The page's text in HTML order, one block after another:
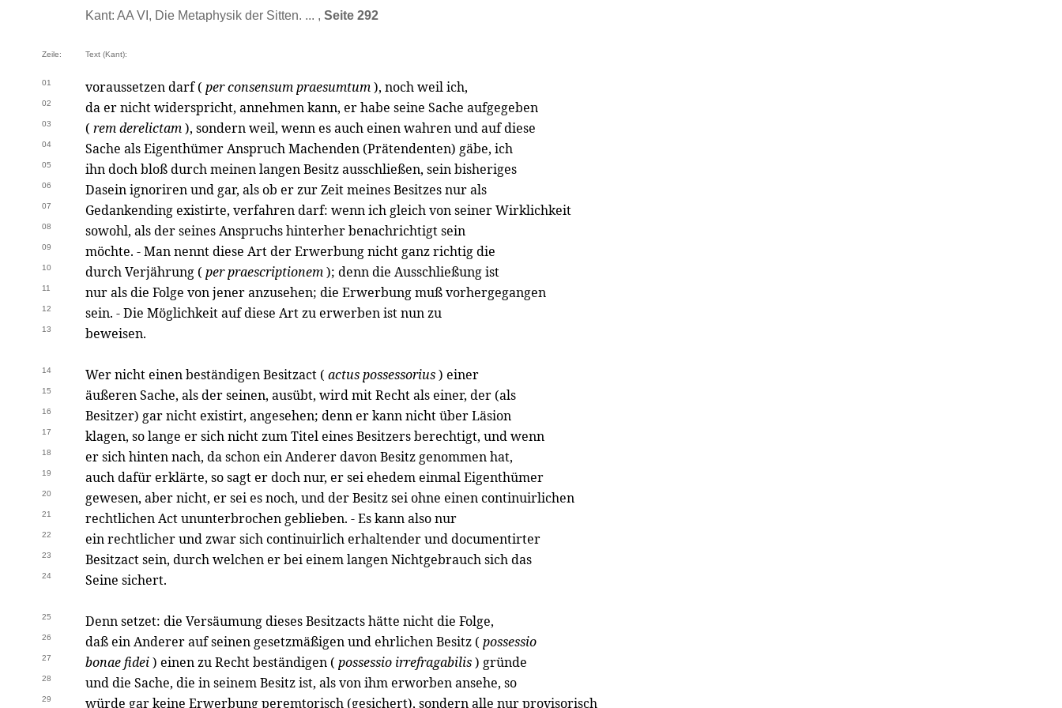
Kant: AA VI, Die Metaphysik der Sitten. ... , Seite 292
Zeile: Text (Kant):
01 voraussetzen darf ( per consensum praesumtum), noch weil ich,
02 da er nicht widerspricht, annehmen kann, er habe seine Sache aufgegeben
03 ( rem derelictam), sondern weil, wenn es auch einen wahren und auf diese
04 Sache als Eigenthümer Anspruch Machenden (Prätendenten) gäbe, ich
05 ihn doch bloß durch meinen langen Besitz ausschließen, sein bisheriges
06 Dasein ignoriren und gar, als ob er zur Zeit meines Besitzes nur als
07 Gedankending existirte, verfahren darf: wenn ich gleich von seiner Wirklichkeit
08 sowohl, als der seines Anspruchs hinterher benachrichtigt sein
09 möchte. - Man nennt diese Art der Erwerbung nicht ganz richtig die
10 durch Verjährung ( per praescriptionem); denn die Ausschließung ist
11 nur als die Folge von jener anzusehen; die Erwerbung muß vorhergegangen
12 sein. - Die Möglichkeit auf diese Art zu erwerben ist nun zu
13 beweisen.
14 Wer nicht einen beständigen Besitzact ( actus possessorius) einer
15 äußeren Sache, als der seinen, ausübt, wird mit Recht als einer, der (als
16 Besitzer) gar nicht existirt, angesehen; denn er kann nicht über Läsion
17 klagen, so lange er sich nicht zum Titel eines Besitzers berechtigt, und wenn
18 er sich hinten nach, da schon ein Anderer davon Besitz genommen hat,
19 auch dafür erklärte, so sagt er doch nur, er sei ehedem einmal Eigenthümer
20 gewesen, aber nicht, er sei es noch, und der Besitz sei ohne einen continuirlichen
21 rechtlichen Act ununterbrochen geblieben. - Es kann also nur
22 ein rechtlicher und zwar sich continuirlich erhaltender und documentirter
23 Besitzact sein, durch welchen er bei einem langen Nichtgebrauch sich das
24 Seine sichert.
25 Denn setzet: die Versäumung dieses Besitzacts hätte nicht die Folge,
26 daß ein Anderer auf seinen gesetzmäßigen und ehrlichen Besitz ( possessio
27 bonae fidei) einen zu Recht beständigen ( possessio irrefragabilis) gründe
28 und die Sache, die in seinem Besitz ist, als von ihm erworben ansehe, so
29 würde gar keine Erwerbung peremtorisch (gesichert), sondern alle nur provisorisch